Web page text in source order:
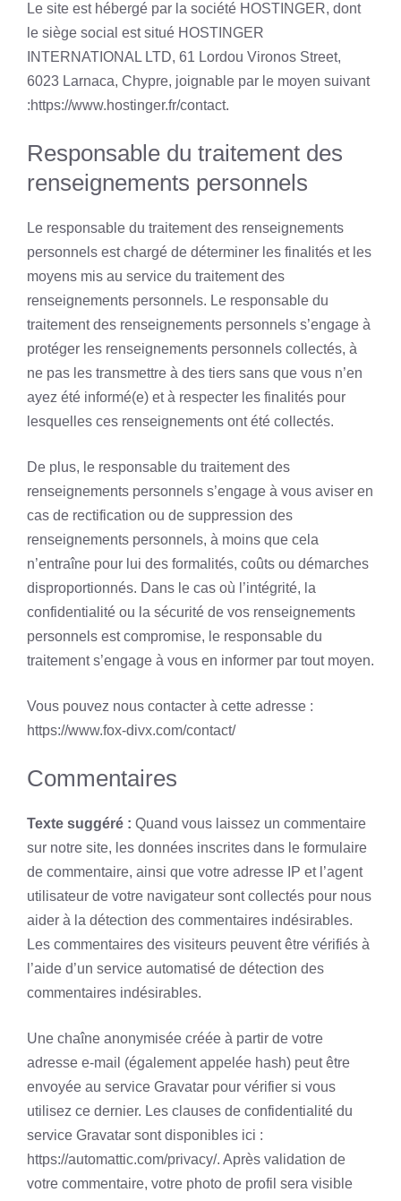
Le site est hébergé par la société HOSTINGER, dont
le siège social est situé HOSTINGER
INTERNATIONAL LTD, 61 Lordou Vironos Street,
6023 Larnaca, Chypre, joignable par le moyen suivant
:https://www.hostinger.fr/contact.
Responsable du traitement des
renseignements personnels
Le responsable du traitement des renseignements
personnels est chargé de déterminer les finalités et les
moyens mis au service du traitement des
renseignements personnels. Le responsable du
traitement des renseignements personnels s’engage à
protéger les renseignements personnels collectés, à
ne pas les transmettre à des tiers sans que vous n’en
ayez été informé(e) et à respecter les finalités pour
lesquelles ces renseignements ont été collectés.
De plus, le responsable du traitement des
renseignements personnels s’engage à vous aviser en
cas de rectification ou de suppression des
renseignements personnels, à moins que cela
n’entraîne pour lui des formalités, coûts ou démarches
disproportionnés. Dans le cas où l’intégrité, la
confidentialité ou la sécurité de vos renseignements
personnels est compromise, le responsable du
traitement s’engage à vous en informer par tout moyen.
Vous pouvez nous contacter à cette adresse :
https://www.fox-divx.com/contact/
Commentaires
Texte suggéré : Quand vous laissez un commentaire
sur notre site, les données inscrites dans le formulaire
de commentaire, ainsi que votre adresse IP et l’agent
utilisateur de votre navigateur sont collectés pour nous
aider à la détection des commentaires indésirables.
Les commentaires des visiteurs peuvent être vérifiés à
l’aide d’un service automatisé de détection des
commentaires indésirables.
Une chaîne anonymisée créée à partir de votre
adresse e-mail (également appelée hash) peut être
envoyée au service Gravatar pour vérifier si vous
utilisez ce dernier. Les clauses de confidentialité du
service Gravatar sont disponibles ici :
https://automattic.com/privacy/. Après validation de
votre commentaire, votre photo de profil sera visible